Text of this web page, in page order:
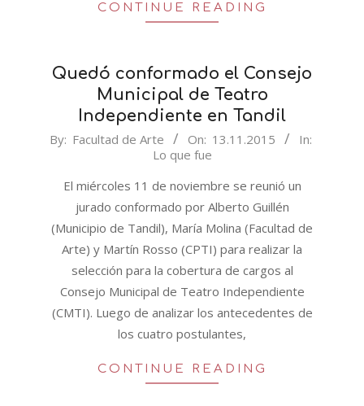
CONTINUE READING
Quedó conformado el Consejo
Municipal de Teatro
Independiente en Tandil
2015-
By: Facultad de Arte On: 13.11.2015
In:
Lo que fue
El miércoles 11 de noviembre se reunió un
jurado conformado por Alberto Guillén
(Municipio de Tandil), María Molina (Facultad de
Arte) y Martín Rosso (CPTI) para realizar la
selección para la cobertura de cargos al
Consejo Municipal de Teatro Independiente
(CMTI). Luego de analizar los antecedentes de
los cuatro postulantes,
CONTINUE READING